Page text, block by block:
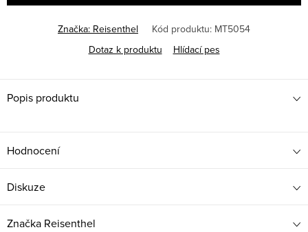
Značka: Reisenthel Kód produktu: MT5054
Dotaz k produktu
Hlídací pes
Popis produktu
Hodnocení
Diskuze
Značka Reisenthel